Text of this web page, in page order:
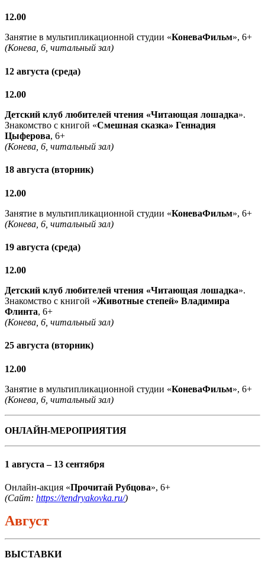
12.00
Занятие в мультипликационной студии «КоневаФильм», 6+
(Конева, 6, читальный зал)
12 августа (среда)
12.00
Детский клуб любителей чтения «Читающая лошадка».
Знакомство с книгой «Смешная сказка» Геннадия
Цыферова, 6+
(Конева, 6, читальный зал)
18 августа (вторник)
12.00
Занятие в мультипликационной студии «КоневаФильм», 6+
(Конева, 6, читальный зал)
19 августа (среда)
12.00
Детский клуб любителей чтения «Читающая лошадка».
Знакомство с книгой «Животные степей» Владимира
Флинта, 6+
(Конева, 6, читальный зал)
25 августа (вторник)
12.00
Занятие в мультипликационной студии «КоневаФильм», 6+
(Конева, 6, читальный зал)
ОНЛАЙН-МЕРОПРИЯТИЯ
1 августа – 13 сентября
Онлайн-акция «Прочитай Рубцова», 6+
(Сайт: https://tendryakovka.ru/)
Август
ВЫСТАВКИ